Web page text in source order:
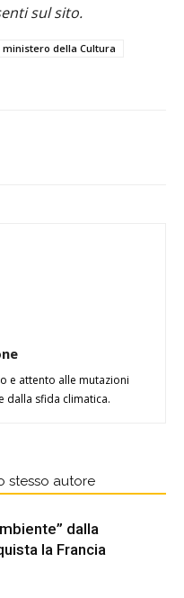
sul sito.
ministero della Cultura
e attento alle mutazioni
dalla sfida climatica.
stesso autore
dalla
la Francia